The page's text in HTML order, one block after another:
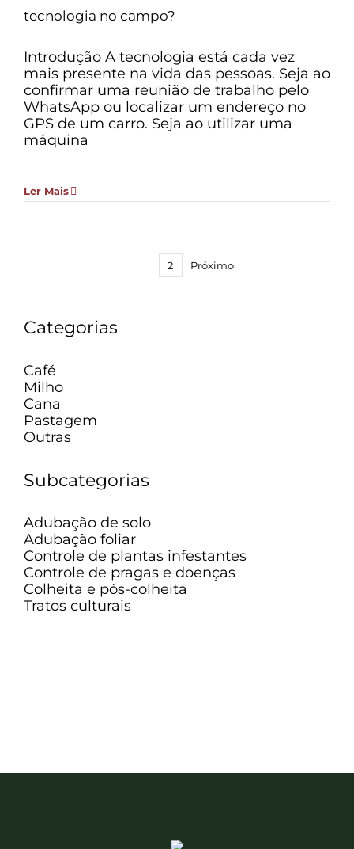
tecnologia no campo?
Introdução A tecnologia está cada vez
mais presente na vida das pessoas. Seja ao
confirmar uma reunião de trabalho pelo
WhatsApp ou localizar um endereço no
GPS de um carro. Seja ao utilizar uma
máquina
Ler Mais
2 Próximo
Categorias
Café
Milho
Cana
Pastagem
Outras
Subcategorias
Adubação de solo
Adubação foliar
Controle de plantas infestantes
Controle de pragas e doenças
Colheita e pós-colheita
Tratos culturais